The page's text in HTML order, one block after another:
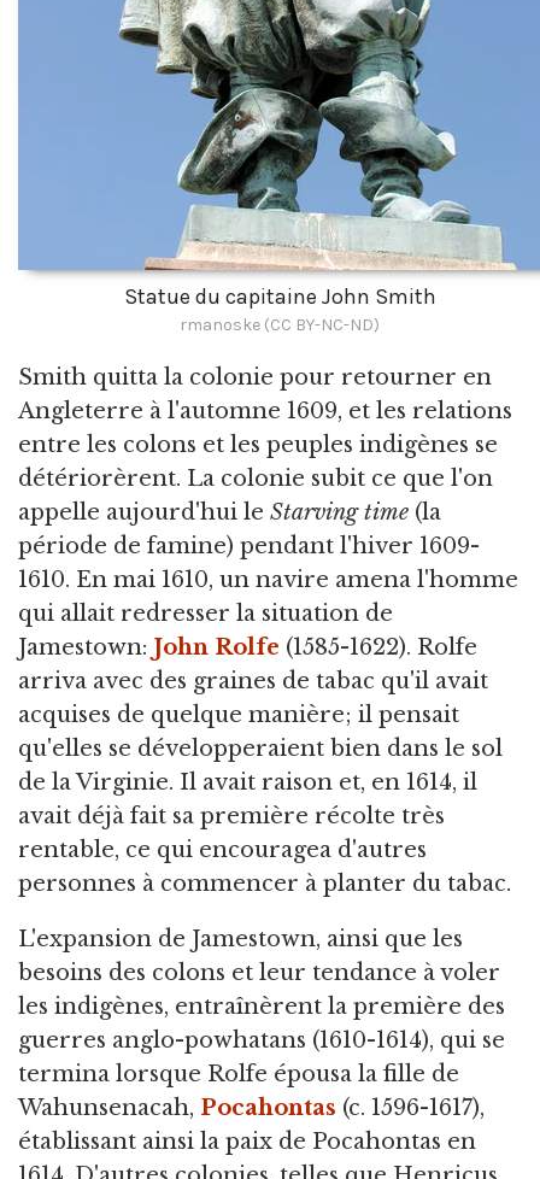
Statue du capitaine John Smith
rmanoske (CC BY-NC-ND)
Smith quitta la colonie pour retourner en
Angleterre à l'automne 1609, et les relations
entre les colons et les peuples indigènes se
détériorèrent. La colonie subit ce que l'on
appelle aujourd'hui le Starving time (la
période de famine) pendant l'hiver 1609-
1610. En mai 1610, un navire amena l'homme
qui allait redresser la situation de
Jamestown: John Rolfe (1585-1622). Rolfe
arriva avec des graines de tabac qu'il avait
acquises de quelque manière; il pensait
qu'elles se développeraient bien dans le sol
de la Virginie. Il avait raison et, en 1614, il
avait déjà fait sa première récolte très
rentable, ce qui encouragea d'autres
personnes à commencer à planter du tabac.
L'expansion de Jamestown, ainsi que les
besoins des colons et leur tendance à voler
les indigènes, entraînèrent la première des
guerres anglo-powhatans (1610-1614), qui se
termina lorsque Rolfe épousa la fille de
Wahunsenacah, Pocahontas (c. 1596-1617),
établissant ainsi la paix de Pocahontas en